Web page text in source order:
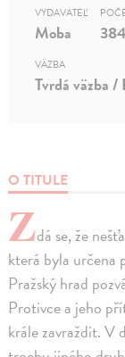
O TITULE
Zdá se, že
která byla určena
Pražský hrad
Protivce a jeho
krále zavraždit. V
VYDAVATEĽ
Moba 384
VÄZBA
Tvrdá väzba